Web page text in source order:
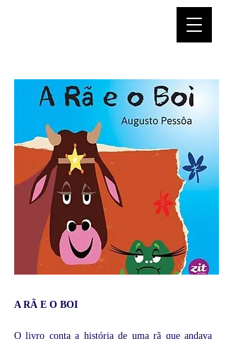
A RÃ E O BOI
O livro conta a história de uma rã que andava